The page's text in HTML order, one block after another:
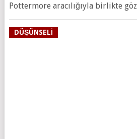
Pottermore aracılığıyla birlikte göz
DÜŞÜNSELI